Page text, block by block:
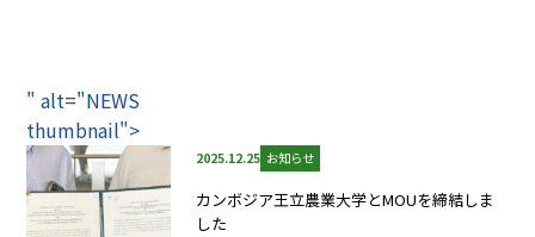
" alt="NEWS
thumbnail">
2025.12.25 お知らせ
カンボジア王立農業大学とMOUを締結しま
した